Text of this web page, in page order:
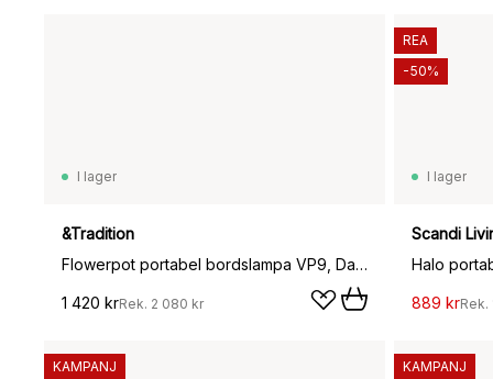
I lager
&Tradition
Flowerpot portabel bordslampa VP9, Dark plum
1 420 krRek. 2 080 kr
I lager
Scandi
Halo
889 krRek.
REA
-50%
KAMPANJ KAMPANJ